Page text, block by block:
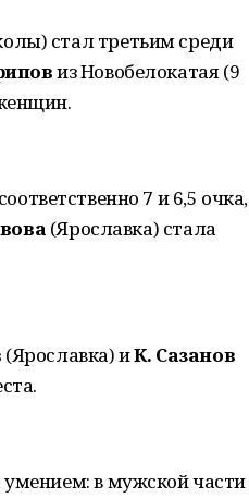
стал третьим среди
из Новобелокатая (9
7 и 6,5 очка,
(Ярославка) стала
(Ярославка) иК. Сазанов
в мужской части